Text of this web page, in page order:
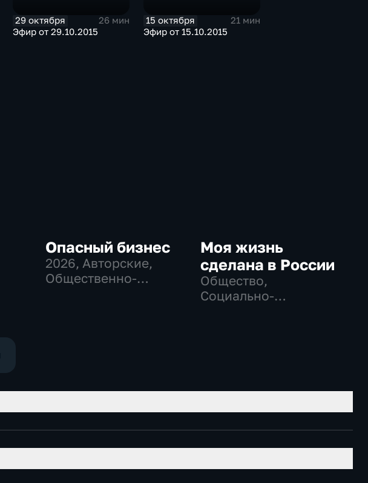
29 октября
26 мин
Эфир от 29.10.2015
15 октября
21 мин
Эфир от 15.10.2015
Опасный бизнес
2026, Авторские,
Общественно-
Моя жизнь
сделана в России
Общество,
Социально-